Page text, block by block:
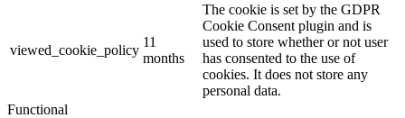
viewed_cookie_policy
11
months
The cookie is set by the GDPR
Cookie Consent plugin and is
used to store whether or not user
has consented to the use of
cookies. It does not store any
personal data.
Functional